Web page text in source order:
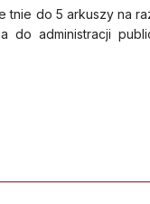
tnie do 5 arkuszy na
administracji